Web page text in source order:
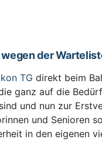
der
TG direkt beim
ganz auf die
und nun zur
und Senioren
in den eigenen